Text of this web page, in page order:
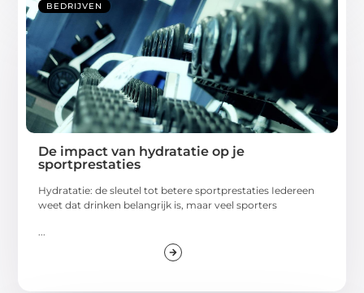
BEDRIJVEN
De impact van hydratatie op je
sportprestaties
Hydratatie: de sleutel tot betere sportprestaties Iedereen
weet dat drinken belangrijk is, maar veel sporters